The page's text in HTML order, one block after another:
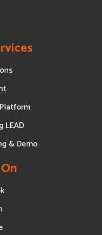
LEAD
& Demo